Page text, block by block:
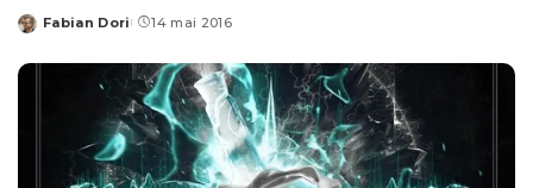
Posted
Fabian Dori 14 mai 2016